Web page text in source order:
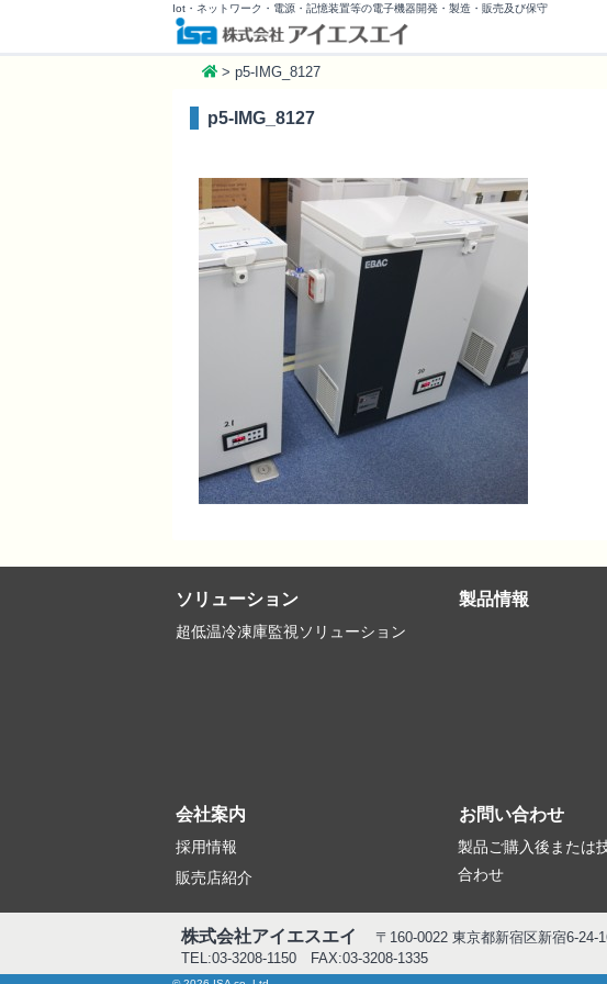
Iot・ネットワーク・電源・記憶装置等の電子機器開発・製造・販売及び保守
> p5-IMG_8127
p5-IMG_8127
ソリューション
超低温冷凍庫監視ソリューション
製品情報
会社案内
採用情報
販売店紹介
お問い合わせ
製品ご購入後または
合わせ
株式会社アイエスエイ
〒160-0022 東京都新宿区新宿6-24-
TEL:03-3208-1150 FAX:03-3208-1335